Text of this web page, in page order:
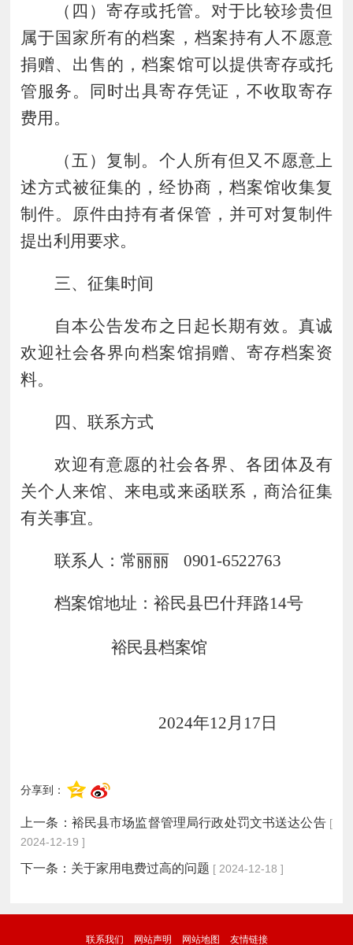
（ 四 ）寄存或托管。 对于比较珍贵但
属于国家所有的档案，档案持有人不愿意
捐赠、出售的，档案馆可以提供寄存或托
管服务。同时出具寄存凭证，不收取寄存
费用。
（ 五 ）复制。 个人所有但又不愿意上
述方式被征集的，经协商，档案馆收集复
制件。原件由持有者保管，并可对复制件
提出利用要求。
三、征集时间
自本公告发布之日起长期有效。真诚
欢迎社会各界向档案馆捐赠、寄存档案资
料。
四、联系方式
欢迎有意愿的社会各界、各团体及有
关个人来馆、来电或来函联系，商洽征集
有关事宜。
联系人： 常丽丽 0901-6522763
档案馆地址：裕民县巴什拜路14号
裕民县档案馆
2024年12 月 17日
分享到：
上一条： 裕民县市场监督管理局行政处罚文书送达公告 [
2024-12-19 ]
下一条： 关于家用电费过高的问题 [ 2024-12-18 ]
联系我们 网站声明 网站地图 友情链接